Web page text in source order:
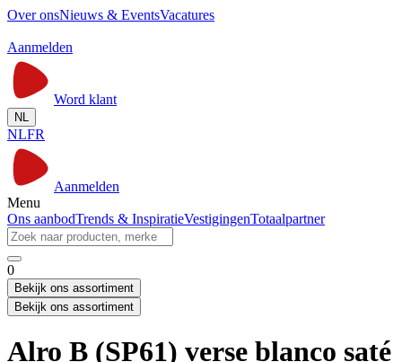
Over onsNieuws & EventsVacatures
Aanmelden
Word klant
NL
NLFR
Aanmelden
Menu
Ons aanbodTrends & InspiratieVestigingenTotaalpartner
0
Bekijk ons assortiment
Bekijk ons assortiment
Alro B (SP61) verse blanco saté